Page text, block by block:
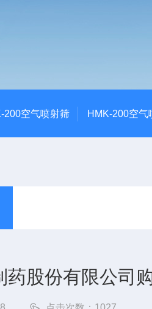
200空气喷射筛 HMK-200空气
药股份有限公司